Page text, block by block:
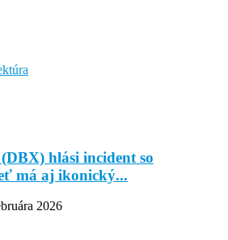
hlási incident so
má aj ikonický...
2026